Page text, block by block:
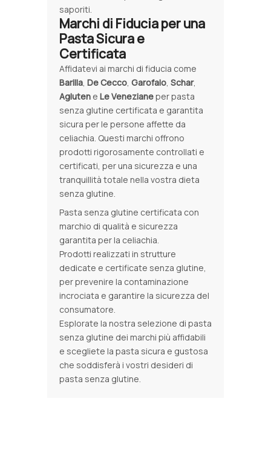
saporiti.
Marchi di Fiducia per una
Pasta Sicura e
Certificata
Affidatevi ai marchi di fiducia come
Barilla, De Cecco, Garofalo, Schar,
Agluten e Le Venezianeper pasta
senza glutine certificata e garantita
sicura per le persone affette da
celiachia. Questi marchi offrono
prodotti rigorosamente controllati e
certificati, per una sicurezza e una
tranquillità totale nella vostra dieta
senza glutine.
Pasta senza glutine certificata con
marchio di qualità e sicurezza
garantita per la celiachia.
Prodotti realizzati in strutture
dedicate e certificate senza glutine,
per prevenire la contaminazione
incrociata e garantire la sicurezza del
consumatore.
Esplorate la nostra selezione di pasta
senza glutine dei marchi più affidabili
e scegliete la pasta sicura e gustosa
che soddisferà i vostri desideri di
pasta senza glutine.